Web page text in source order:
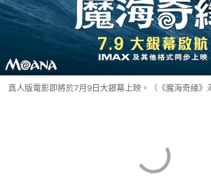
真人版電影即將於7月9日大銀幕上映。（《魔海奇緣》